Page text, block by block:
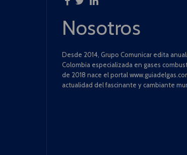
Nosotros
Desde 2014, Grupo Comunicar edita
Colombia especializada en gases
de 2018 nace el portal
actualidad del fascinante y cambiante